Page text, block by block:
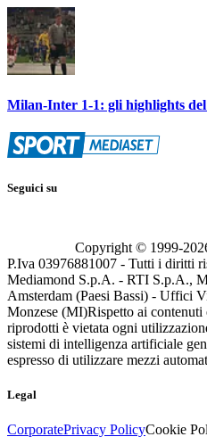
Milan-Inter 1-1: gli highlights
Seguici su
Copyright © 1999-
P.Iva 03976881007 - Tutti i diritti
Mediamond S.p.A. - RTI S.p.A.,
Amsterdam (Paesi Bassi) - Uffici
Monzese (MI)Rispetto ai contenuti
riprodotti è vietata ogni
sistemi di intelligenza artificiale
espresso di utilizzare mezzi
Legal
CorporatePrivacy PolicyCookie